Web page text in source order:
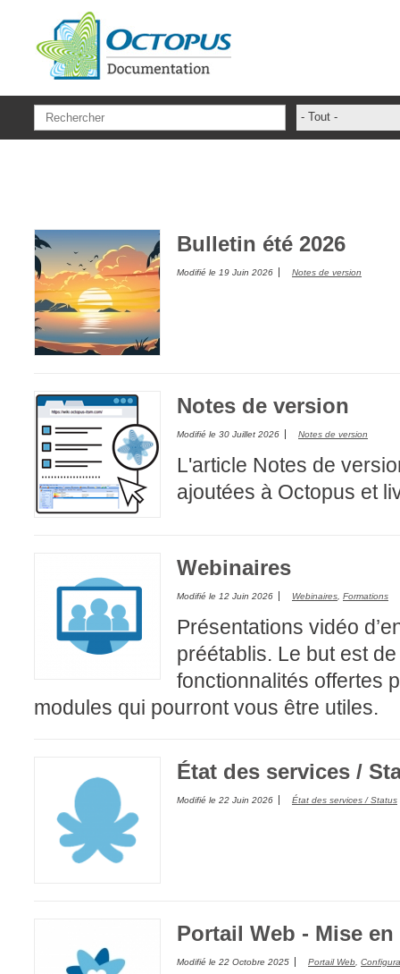
- Tout -
Comment nous
Configuration
Dépannage
En construction
Entra
EntraID
État des
externe
Formations
Bulletin été 2026
Modifié le 19 Juin 2026 Notes de version
Notes de version
Modifié le 30 Juillet 2026 Notes de version
L'article Notes de
ajoutées à Octopus et
Webinaires
Modifié le 12 Juin 2026 Webinaires, Formations
Présentations vidéo
préétablis. Le but est
fonctionnalités offertes
modules qui pourront vous être utiles.
État des services /
Modifié le 22 Juin 2026 État des services / Status
Portail Web - Mise
Modifié le 22 Octobre 2025 Portail Web,